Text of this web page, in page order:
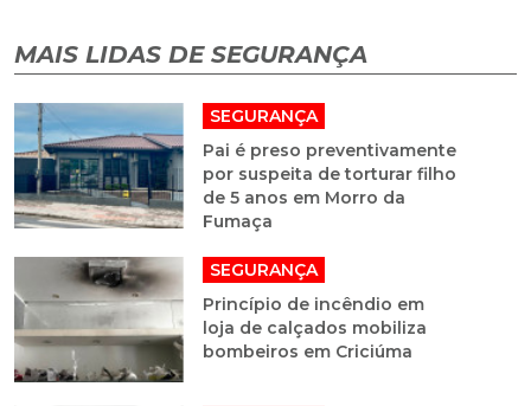
MAIS LIDAS DE SEGURANÇA
SEGURANÇA
Pai é preso preventivamente
por suspeita de torturar filho
de 5 anos em Morro da
Fumaça
SEGURANÇA
Princípio de incêndio em
loja de calçados mobiliza
bombeiros em Criciúma